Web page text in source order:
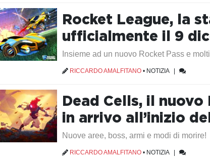
Rocket League, la
ufficialmente il 9
Insieme ad un nuovo Rocket Pass e
RICCARDO AMALFITANO• NOTIZIA|
Dead Cells, il nuovo
in arrivo all’inizio
Nuove aree, boss, armi e modi di morire!
RICCARDO AMALFITANO• NOTIZIA|